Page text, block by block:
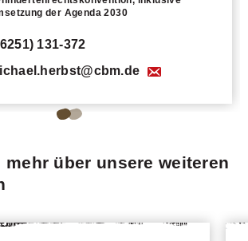
der Agenda 2030
131-372
Go
page
of
Go
page
of
mehr über unsere weiteren